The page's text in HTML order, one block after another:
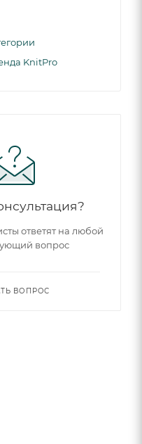
KnitPro
ответят на любой
вопрос
ВОПРОС